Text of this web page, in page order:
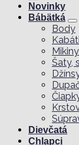
Novinky
Bábätká
Body
Šaty,
Dievčatá
Chlapci